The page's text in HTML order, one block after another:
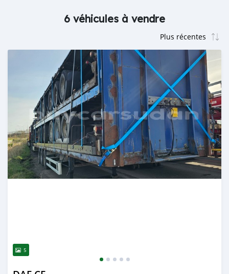
6 véhicules à vendre
5